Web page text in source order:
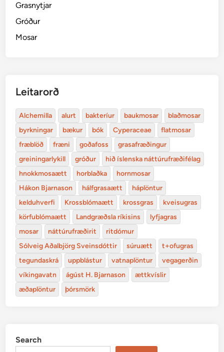
Grasnytjar
Gróður
Mosar
Leitarorð
Alchemilla alurt bakteríur baukmosar
blaðmosar
byrkningar
bækur bók Cyperaceae
flatmosar
fræblöð
fræni goðafoss
grasafræðingur
greiningarlykill
gróður
hið íslenska náttúrufræðifélag
hnokkmosaætt
horblaðka
hornmosar
Hákon Bjarnason
hálfgrasaætt
háplöntur
kelduhverfi
Krossblómaætt krossgras
kveisugras
körfublómaætt
Landgræðsla ríkisins
lyfjagras
mosar
náttúrufræðirit
ritdómur
Sólveig Aðalbjörg Sveinsdóttir
súruætt
t+ofugras
tegundaskrá
uppblástur vatnaplöntur
vegagerðin
víkingavatn
ágúst H. Bjarnason
ættkvíslir
æðaplöntur
þórsmörk
Search